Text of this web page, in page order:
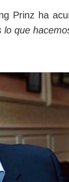
Prinz ha
lo que